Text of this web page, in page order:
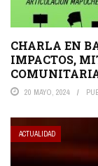
CHARLA EN
IMPACTOS,
20 MAYO, 2024
ACTUALIDAD